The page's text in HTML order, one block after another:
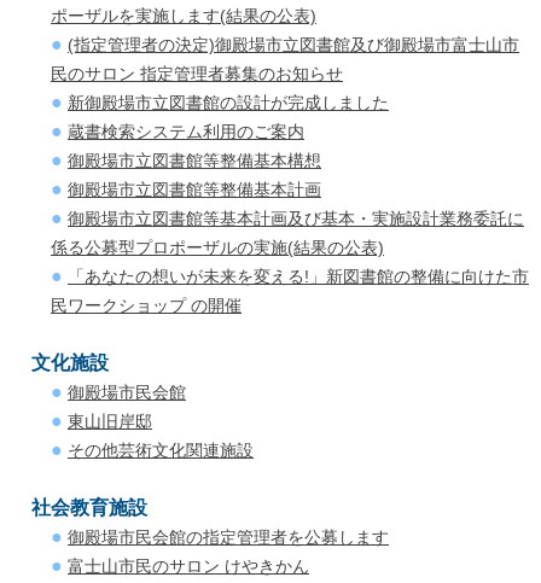
ポーザルを実施します(結果の公表)
(指定管理者の決定)御殿場市立図書館及び御殿場市富士山市
民のサロン 指定管理者募集のお知らせ
新御殿場市立図書館の設計が完成しました
蔵書検索システム利用のご案内
御殿場市立図書館等整備基本構想
御殿場市立図書館等整備基本計画
御殿場市立図書館等基本計画及び基本・実施設計業務委託に
係る公募型プロポーザルの実施(結果の公表)
「あなたの想いが未来を変える!」新図書館の整備に向けた市
民ワークショップ の開催
文化施設
御殿場市民会館
東山旧岸邸
その他芸術文化関連施設
社会教育施設
御殿場市民会館の指定管理者を公募します
富士山市民のサロン けやきかん